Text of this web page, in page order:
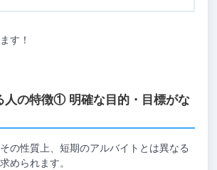
す！
人の特徴① 明確な目的・目標がな
の性質上、短期のアルバイトとは異なる
められます。